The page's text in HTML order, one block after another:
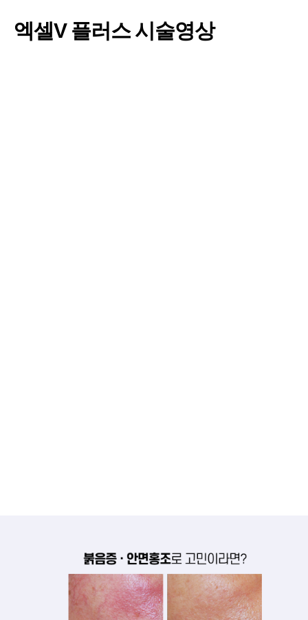
엑셀V 플러스 시술영상